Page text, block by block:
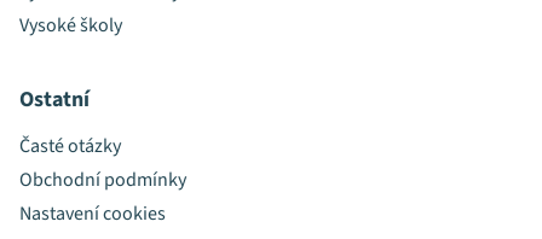
Vysoké školy
Ostatní
Časté otázky
Obchodní podmínky
Nastavení cookies